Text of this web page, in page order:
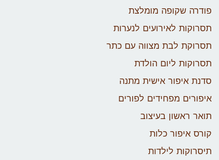
פודרה שקופה מומלצת
תסרוקות לאירועים לנערות
תסרוקת לבת מצווה עם כתר
תסרוקות ליום הולדת
סדנת איפור אישית מתנה
איפורים מפחידים לפורים
תואר ראשון בעיצוב
קורס איפור כלות
תיסרוקות לילדות